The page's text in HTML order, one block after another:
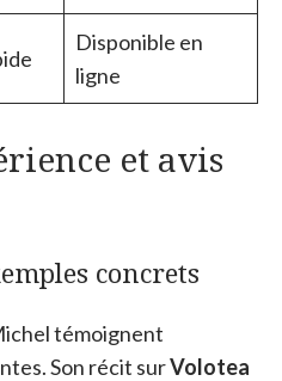
Disponible en
ligne
et avis
concrets
témoignent
Son récit surVolotea